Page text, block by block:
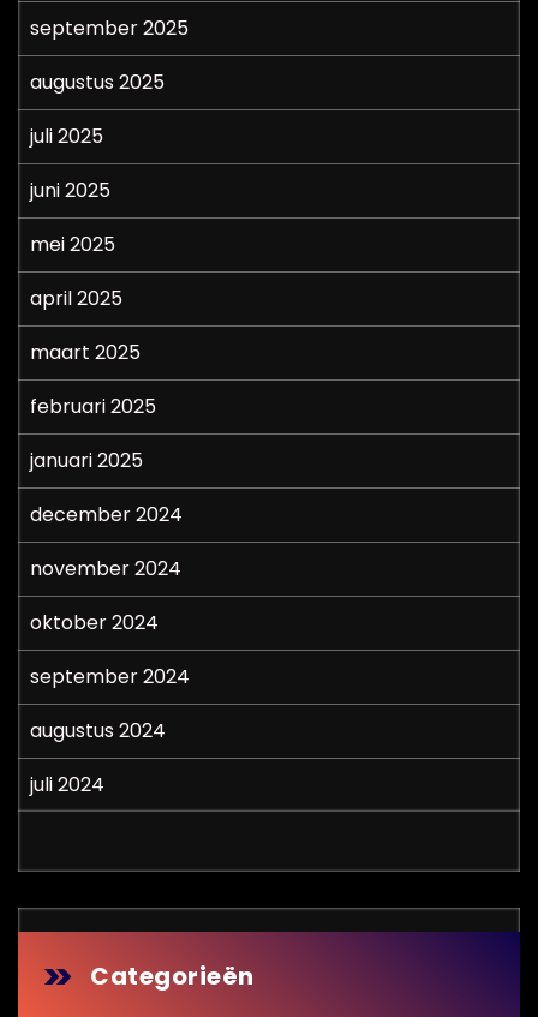
september 2025
augustus 2025
juli 2025
juni 2025
mei 2025
april 2025
maart 2025
februari 2025
januari 2025
december 2024
november 2024
oktober 2024
september 2024
augustus 2024
juli 2024
Categorieën